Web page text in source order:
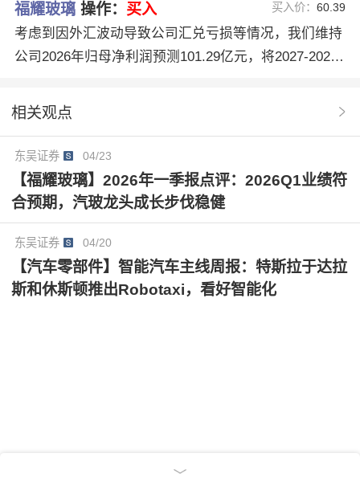
元，归母净利润CAGR为14.1%，维持“买入”评级。
福耀玻璃 操作： 买入 买入价：60.39
考虑到因外汇波动导致公司汇兑亏损等情况，我们维持
公司2026年归母净利润预测101.29亿元，将2027-2028
0.70亿元/121.33亿元，对应的EPS分别为3.88元、4.24
倍，公司作为全球汽玻龙头仍处估值低位，看好公司长
期稳健发展，维持“买入”评级。
相关观点
东吴证券 04/23
【福耀玻璃】2026年一季报点评：2026Q1业绩符
合预期，汽玻龙头成长步伐稳健
东吴证券 04/20
【汽车零部件】智能汽车主线周报：特斯拉于达拉
斯和休斯顿推出Robotaxi，看好智能化